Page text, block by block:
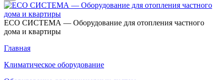
ECO СИСТЕМА — Оборудование для отопления частного
дома и квартиры
Главная
Климатическое оборудование